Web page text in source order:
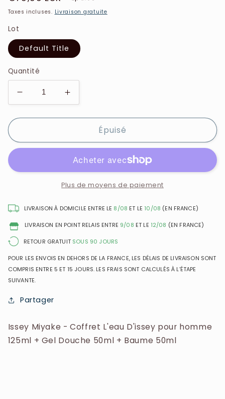
habituel
Taxes incluses. Livraison gratuite
Lot
Default Title
Quantité
Réduire
la
quantité
Issey
Miyake
Coffret
L&#39;eau
pour
125ml
+
Douche
50ml
+
Baume
Augmenter
la
quantité
Issey
Coffret
L&#39;eau
pour
125ml
+
Douche
50ml
Épuisé
Plus de moyens de paiement
LIVRAISON À DOMICILE ENTRE LE 8/08 ET LE 10/08 (EN FRANCE)
LIVRAISON EN POINT RELAIS ENTRE 9/08 ET LE 12/08 (EN FRANCE)
RETOUR GRATUIT SOUS 90 JOURS
POUR LES ENVOIS EN DEHORS DE LA FRANCE, LES DÉLAIS DE LIVRAISON SONT
COMPRIS ENTRE 5 ET 15 JOURS. LES FRAIS SONT CALCULÉS À L’ÉTAPE
SUIVANTE.
Partager
Issey Miyake - Coffret L'eau D'issey pour homme
125ml + Gel Douche 50ml + Baume 50ml